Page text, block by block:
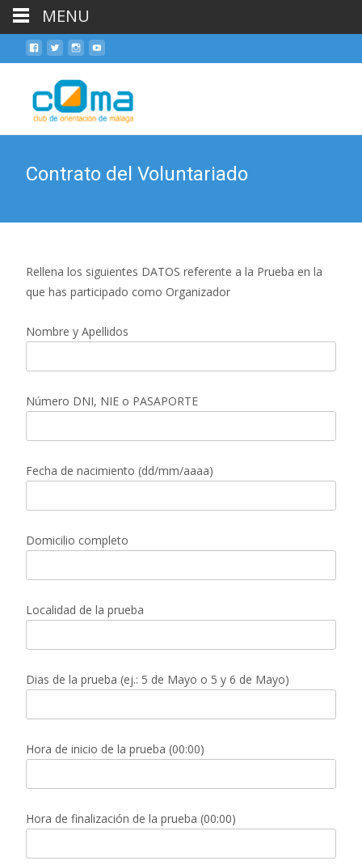
Contrato del Voluntariado
Rellena los siguientes DATOS referente a la Prueba en la
que has participado como Organizador
Nombre y Apellidos
Número DNI, NIE o PASAPORTE
Fecha de nacimiento (dd/mm/aaaa)
Domicilio completo
Localidad de la prueba
Dias de la prueba (ej.: 5 de Mayo o 5 y 6 de Mayo)
Hora de inicio de la prueba (00:00)
Hora de finalización de la prueba (00:00)
MENU